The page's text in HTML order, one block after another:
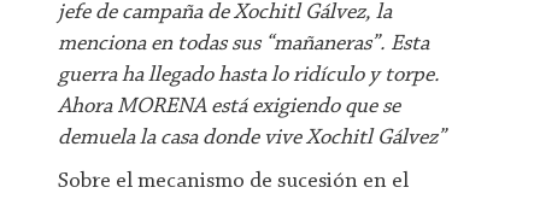
jefe de campaña de Xochitl Gálvez, la
menciona en todas sus “mañaneras”. Esta
guerra ha llegado hasta lo ridículo y torpe.
Ahora MORENA está exigiendo que se
demuela la casa donde vive Xochitl Gálvez”
Sobre el mecanismo de sucesión en el